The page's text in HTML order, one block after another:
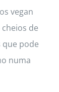
vegan
de
que pode
numa